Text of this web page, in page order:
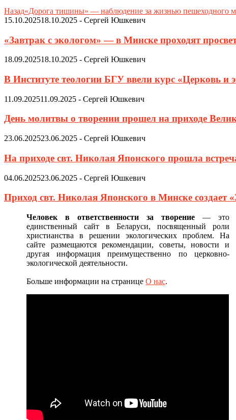
Назад«Дорога тишины» — наблюдение за жизнью пешеходного
15.10.202518.10.2025 - Сергей Юшкевич
«Завтрак с экологом» — в Минске проходят
18.09.202518.10.2025 - Сергей Юшкевич
В Институте теологии БГУ ввели курс «Церковь и
11.09.202511.09.2025 - Сергей Юшкевич
День молитвы о творении прошел на приходе
23.06.202523.06.2025 - Сергей Юшкевич
На приходе свт. Николая Японского прошла
04.06.202523.06.2025 - Сергей Юшкевич
Приход свт. Николая Японского в Минске создает
Человек в ответственности за творение— это
единственный сайт в Беларуси, посвященный роли
христианства в решении экологических проблем. На
сайте размещаются рекомендации, советы, новости и
другая информация преимущественно по церковно-
экологической деятельности.
Больше информации на страницеО нас.